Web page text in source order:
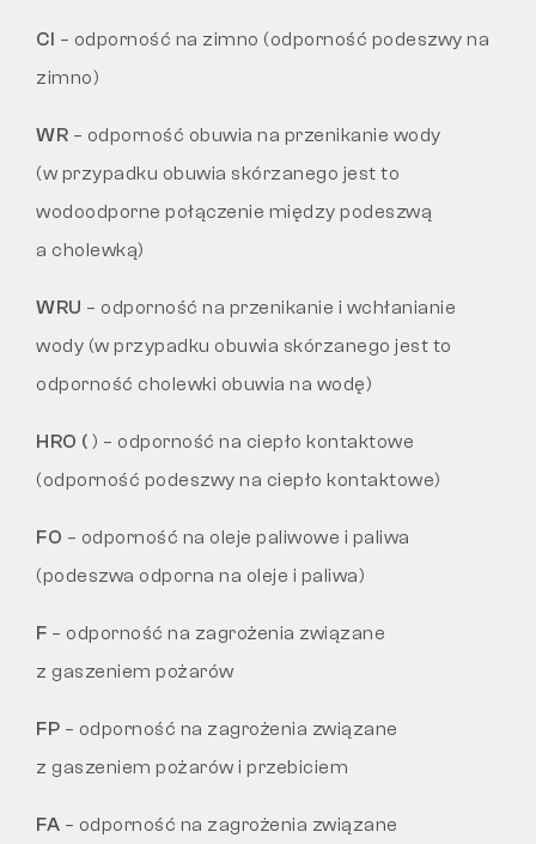
Cl – odporność na zimno (odporność podeszwy na
zimno)
WR – odporność obuwia na przenikanie wody
(w przypadku obuwia skórzanego jest to
wodoodporne połączenie między podeszwą
a cholewką)
WRU – odporność na przenikanie i wchłanianie
wody (w przypadku obuwia skórzanego jest to
odporność cholewki obuwia na wodę)
HRO ( ) – odporność na ciepło kontaktowe
(odporność podeszwy na ciepło kontaktowe)
FO – odporność na oleje paliwowe i paliwa
(podeszwa odporna na oleje i paliwa)
F – odporność na zagrożenia związane
z gaszeniem pożarów
FP – odporność na zagrożenia związane
z gaszeniem pożarów i przebiciem
FA – odporność na zagrożenia związane